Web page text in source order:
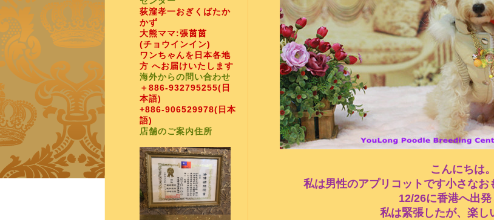
荻漥孝一おぎくばたか
かず
大熊ママ:張茵茵
(チョウインイン)
ワンちゃんを日本各地
方 へお届けいたします
海外からの問い合わせ
＋886-932795255(日
本語)
+886-906529978(日本
語)
店舗のご案内住所
こんにちは。
私は男性のアプリコットです小さな
12/26に香港へ出発
私は緊張したが、楽し